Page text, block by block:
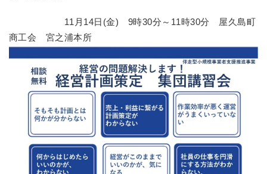
11月14日(金) 9時30分～11時30分 屋久島町
商工会 宮之浦本所